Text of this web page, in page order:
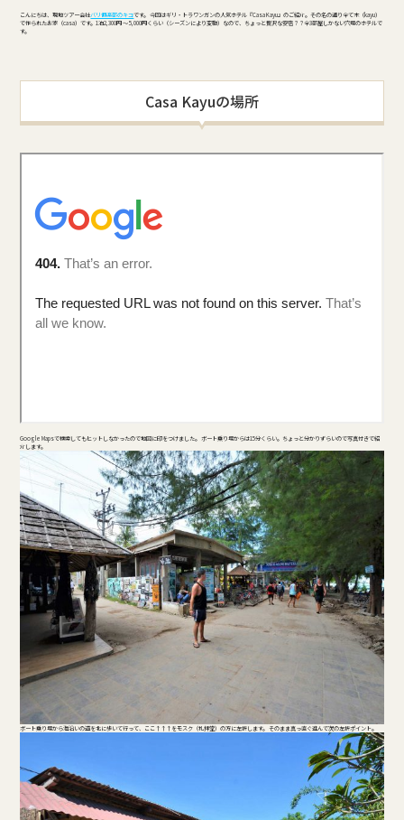
こんにちは、現地ツアー会社バリ俱楽部のキコです。 今回はギリ・トラワンガンの人気ホテル『Casa Kayu』のご紹介。その名の通り全て木（kayu）
で作られたお家（casa）です。1泊2,300円 ～ 5,000円くらい（シーズンにより変動）なので、ちょっと贅沢な安宿？？全3部屋しかない穴場のホテルで
す。
Casa Kayuの場所
Google Mapsで検索してもヒットしなかったので地図に印をつけました。 ボート乗り場からは15分くらい。ちょっと分かりずらいので写真付きで紹
介します。
ボート乗り場から海沿いの道を北に歩いて行って、ここ↑↑↑をモスク（礼拝堂）の方に左折します。 そのまま真っ直ぐ進んで次の左折ポイント。